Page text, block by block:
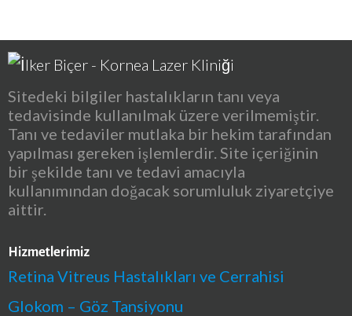
Sitedeki bilgiler hastalıkların tanı veya
tedavisinde kullanılmak üzere verilmemiştir.
Tanı ve tedaviler mutlaka bir hekim tarafından
yapılması gereken işlemlerdir. Site içeriğinin
bir şekilde tanı ve tedavi amacıyla
kullanımından doğacak sorumluluk ziyaretçiye
aittir.
Hizmetlerimiz
Retina Vitreus Hastalıkları ve Cerrahisi
Glokom – Göz Tansiyonu